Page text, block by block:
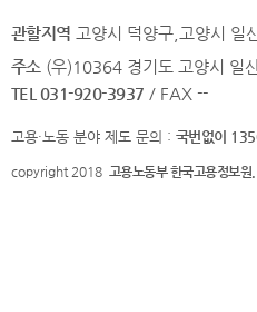
관할지역 고양시 덕양구,고양시 일
주소 (우)10364 경기도 고양시 일
TEL 031-920-3937 / FAX --
고용·노동 분야 제도 문의 : 국번없이
copyright 2018 고용노동부 한국고용정보원.